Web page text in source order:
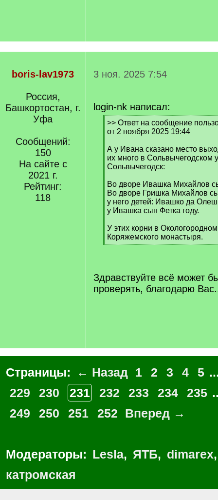
boris-lav1973
Россия,
Башкортостан, г.
Уфа
Сообщений:
150
На сайте с
2021 г.
Рейтинг:
118
3 ноя. 2025 7:54
login-nk написал:
[
q
>> Ответ на сообщение
от 2 ноября 2025 19:44
А у Ивана сказано место
их много в Сольвычегодском
Сольвычегодск:
Во дворе Ивашка Михайлов
Во дворе Гришка Михайлов
у него детей: Ивашко да
у Ивашка сын Фетка году.
У этих корни в
Коряжемского монастыря.
[
Здравствуйте всё может
проверять, благодарю
Страницы: ← Назад 1 2 3 4 5
229
230 231 232 233 234 235
249
250 251 252 Вперед →
Модераторы: Lesla, ЯТБ, dimarex
катромская